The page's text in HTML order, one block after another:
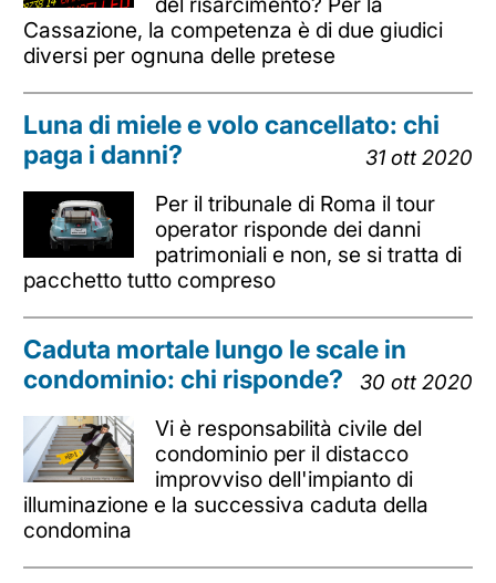
Cassazione, la competenza è di due giudici
diversi per ognuna delle pretese
Luna di miele e volo cancellato: chi
paga i danni?
31 ott 2020
Per il tribunale di Roma il tour
operator risponde dei danni
patrimoniali e non, se si tratta di
pacchetto tutto compreso
Caduta mortale lungo le scale in
condominio: chi risponde?
30 ott 2020
Vi è responsabilità civile del
condominio per il distacco
improvviso dell'impianto di
illuminazione e la successiva caduta della
condomina